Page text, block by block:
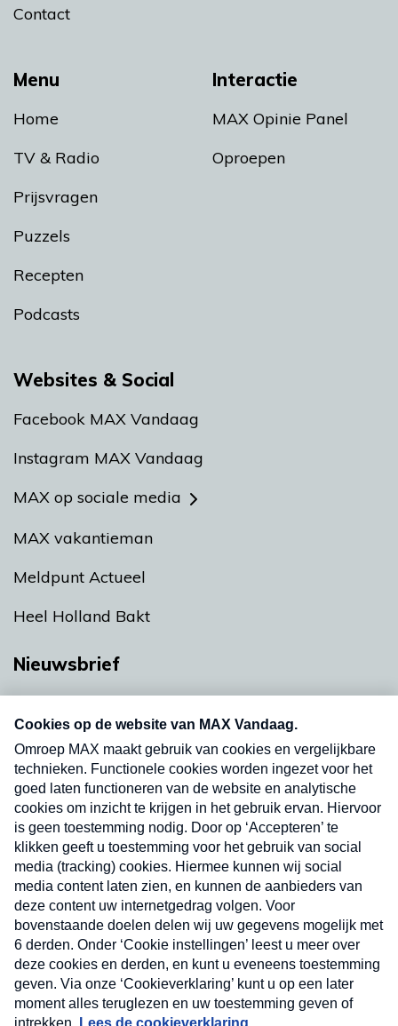
Menu
Home
TV & Radio
Prijsvragen
Puzzels
Recepten
Podcasts
Interactie
MAX Opinie Panel
Oproepen
Contact
Websites & Social
Facebook MAX Vandaag
Instagram MAX Vandaag
MAX op sociale media
MAX vakantieman
Meldpunt Actueel
Heel Holland Bakt
Nieuwsbrief
Neem hier een gratis abonnement op onze
nieuwsbrief. Elke vrijdag- en dinsdagochtend in
uw mailbox.
Verzend
Nieuwsbrief
Neem hier een gratis abonnement op onze
nieuwsbrief. Elke vrijdag- en dinsdagochtend in uw